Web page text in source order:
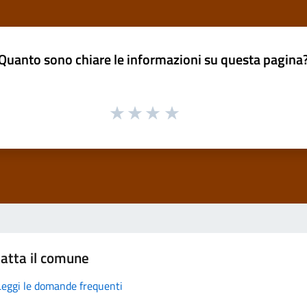
sono chiare le informazioni su questa
il comune
le domande frequenti